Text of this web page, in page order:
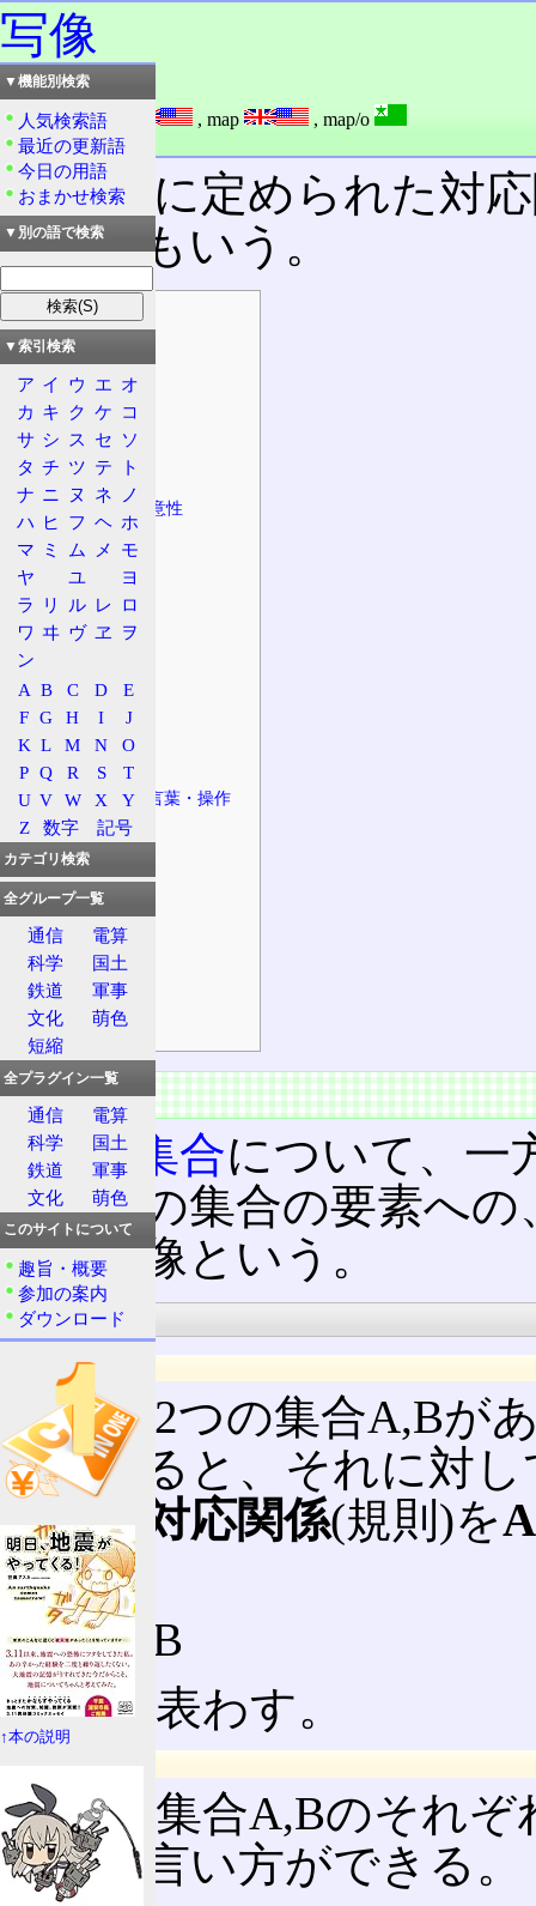
写像
読み：しゃぞう
外語：mapping , map , map/o
品詞：名詞
数学的に定められた対
則」ともいう。
目次
概要
表記
集合に着目
元に着目
定義
対応関係の一意性
扱う集合
法則性
付随した概念
代表的な写像
包含写像
空写像
写像についての言葉・操作
写像の合成
表現
例
全射・単射
逆写像
概念
概要
2つの 集合について、一
ら他方の集合の要素へ
係を写像という。
表記
集合に着目
任意の2つの集合A,Bが
を決めると、それに対
ような
対応関係(規則)を
い、
f:A→B
と書き表わす。
また、集合A,Bのそれ
ような言い方ができる。
▼機能別検索
人気検索語
最近の更新語
今日の用語
おまかせ検索
▼別の語で検索
▼索引検索
ア イ ウ エ オ
カ キ ク ケ コ
サ シ ス セ ソ
タ チ ツ テ
ト
ナ ニ ヌ ネ
ノ
ハ ヒ フ ヘ ホ
マ ミ ム メ
モ
ヤ
ユ
ヨ
ラ
リ ル レ ロ
ワ ヰ ヴ ヱ
ヲ
ン
A B C D
E
F G H I
J
K L M N
O
P Q R S
T
U V W X
Y
Z
数字 記号
カテゴリ検索
全グループ一覧
通信
電算
科学
国土
鉄道
軍事
文化
萌色
短縮
全プラグイン一覧
通信
電算
科学
国土
鉄道
軍事
文化
萌色
このサイトについて
趣旨・概要
参加の案内
ダウンロード
↑本の説明